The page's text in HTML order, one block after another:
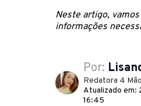
Neste artigo,
informações
Por:
Redatora 4
Atualizado
16:45